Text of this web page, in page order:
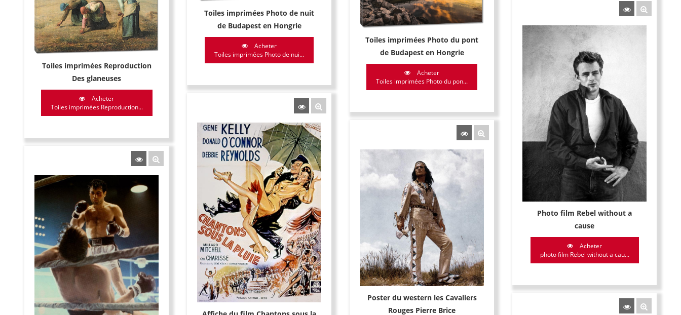
Toiles imprimées Photo de nuit
de Budapest en Hongrie
Acheter
Toiles imprimées Photo de nui...
Toiles imprimées Photo du pont
de Budapest en Hongrie
Acheter
Toiles imprimées Photo du pon...
Toiles imprimées Reproduction
Des glaneuses
Acheter
Toiles imprimées Reproduction...
Photo film Rebel without a
cause
Acheter
photo film Rebel without a cau...
Poster du western les Cavaliers
Rouges Pierre Brice